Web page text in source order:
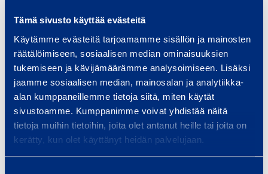
Tämä sivusto käyttää evästeitä
Käytämme evästeitä tarjoamamme sisällön ja mainosten
räätälöimiseen, sosiaalisen median ominaisuuksien
tukemiseen ja kävijämäärämme analysoimiseen. Lisäksi
jaamme sosiaalisen median, mainosalan ja analytiikka-
alan kumppaneillemme tietoja siitä, miten käytät
sivustoamme. Kumppanimme voivat yhdistää näitä
tietoja muihin tietoihin, joita olet antanut heille tai joita on
kerätty, kun olet käyttänyt heidän palvelujaan.
a
i
d
e
,
3
2
Pituus: 0,32 m
Leveys: 0,32 m
Lisää koriin
Palvelut